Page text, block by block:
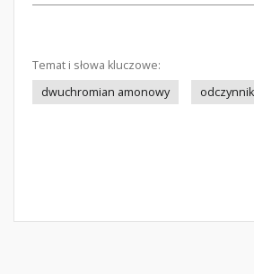
Temat i słowa kluczowe:
dwuchromian amonowy